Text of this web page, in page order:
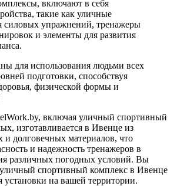
включают в себя
такие как уличные
силовых упражнений, тренажеры
и элементы для развития
для использования людьми всех
подготовки, способствуя
физической формы и
включая уличный спортивный
изготавливается в Ивенце из
и долговечных материалов, что
и надежность тренажеров в
различных погодных условий. Вы
спортивный комплекс в Ивенце
установки на вашей территории.